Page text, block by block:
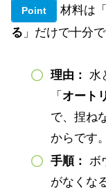
Point 材料は
る 」だけで十分で
理由 ： 水
「 オート
で、捏ね
からです。
手順： ボ
がなくな